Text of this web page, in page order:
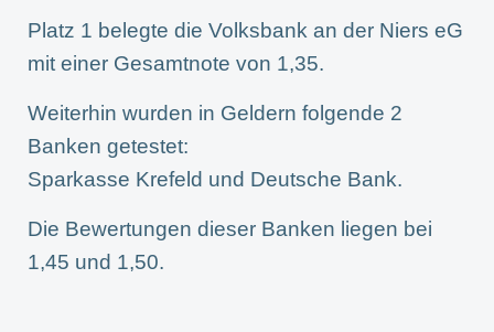
Platz 1 belegte die Volksbank an der Niers eG
mit einer Gesamtnote von 1,35.
Weiterhin wurden in Geldern folgende 2
Banken getestet:
Sparkasse Krefeld und Deutsche Bank.
Die Bewertungen dieser Banken liegen bei
1,45 und 1,50.